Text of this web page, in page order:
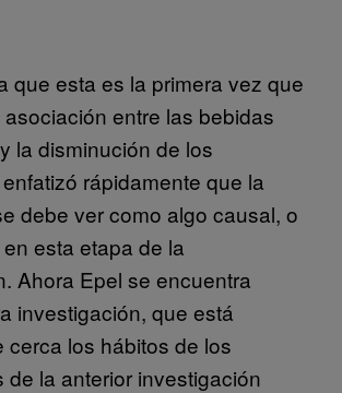
que esta es la primera vez que
entre las bebidas
la disminución de los
rápidamente que la
debe ver como algo causal, o
esta etapa de la
Ahora Epel se encuentra
investigación, que está
cerca los hábitos de los
de la anterior investigación